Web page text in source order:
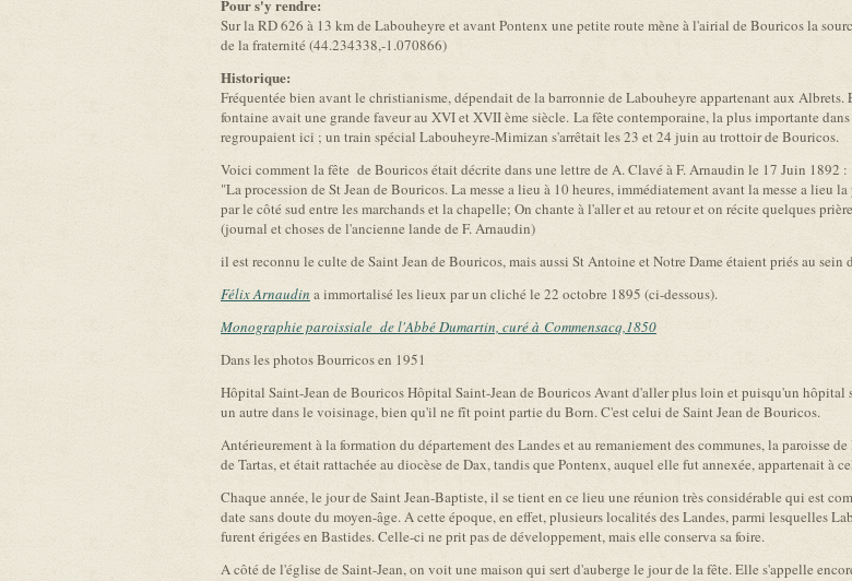
Pour s'y rendre:
Sur la RD 626 à 13 km de Labouheyre et avant Pontenx une petite route mène à l'airial de Bouricos la
de la fraternité (44.234338,-1.070866)
Historique:
Fréquentée bien avant le christianisme, dépendait de la barronnie de Labouheyre appartenant aux
fontaine avait une grande faveur au XVI et XVII ème siècle. La fête contemporaine, la plus importante
regroupaient ici ; un train spécial Labouheyre-Mimizan s'arrêtait les 23 et 24 juin au trottoir de Bouricos.
Voici comment la fête de Bouricos était décrite dans une lettre de A. Clavé à F. Arnaudin le 17 Juin 1892 :
"La procession de St Jean de Bouricos. La messe a lieu à 10 heures, immédiatement avant la messe a lieu
par le côté sud entre les marchands et la chapelle; On chante à l'aller et au retour et on récite quelques
(journal et choses de l'ancienne lande de F. Arnaudin)
il est reconnu le culte de Saint Jean de Bouricos, mais aussi St Antoine et Notre Dame étaient priés au sein
Félix Arnaudin a immortalisé les lieux par un cliché le 22 octobre 1895 (ci-dessous).
Monographie paroissiale de l'Abbé Dumartin, curé à Commensacq,1850
Dans les photos Bourricos en 1951
Hôpital Saint-Jean de Bouricos Hôpital Saint-Jean de Bouricos Avant d'aller plus loin et puisqu'un hôpital
un autre dans le voisinage, bien qu'il ne fît point partie du Born. C'est celui de Saint Jean de Bouricos.
Antérieurement à la formation du département des Landes et au remaniement des communes, la paroisse
de Tartas, et était rattachée au diocèse de Dax, tandis que Pontenx, auquel elle fut annexée, appartenait à
Chaque année, le jour de Saint Jean-Baptiste, il se tient en ce lieu une réunion très considérable qui est
date sans doute du moyen-âge. A cette époque, en effet, plusieurs localités des Landes, parmi lesquelles
furent érigées en Bastides. Celle-ci ne prit pas de développement, mais elle conserva sa foire.
A côté de l'église de Saint-Jean, on voit une maison qui sert d'auberge le jour de la fête. Elle s'appelle